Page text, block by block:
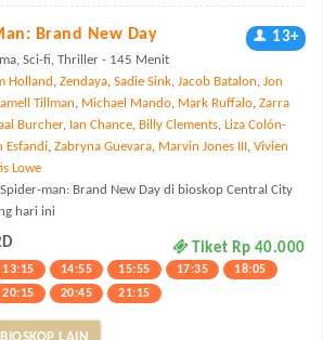
Brand New Day 13+
Sci-fi, Thriller - 145 Menit
Holland , Zendaya, Sadie Sink, Jacob Batalon, Jon
Tillman, Michael Mando, Mark Ruffalo, Zarra
Burcher, Ian Chance, Billy Clements, Liza Colón-
Esfandi, Zabryna Guevara, Marvin Jones III, Vivien
Lowe
man: Brand New Day di bioskop Central City
hari ini
Tiket Rp 40.000
13:15 14:55 15:55 17:35
18:05
20:15 20:45 21:15